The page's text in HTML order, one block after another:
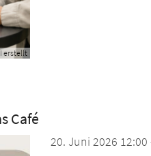
erstellt
Café
20. Juni 2026 12:00